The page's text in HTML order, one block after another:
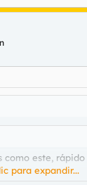
como este,
para expandir...